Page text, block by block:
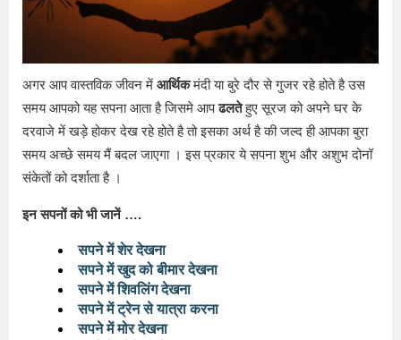
अगर आप वास्तविक जीवन में आर्थिकमंदी या बुरे दौर से गुजर रहे होते है उस
समय आपको यह सपना आता है जिसमे आपढलतेहुए सूरज को अपने घर के
दरवाजे में खड़े होकर देख रहे होते है तो इसका अर्थ है की जल्द ही आपका बुरा
समय अच्छे समय मैं बदल जाएगा । इस प्रकार ये सपना शुभ और अशुभ दोनॉ
संकेतों को दर्शाता है ।
इन सपनों को भी जानें ….
सपने में शेर देखना
सपने में खुद को बीमार देखना
सपने में शिवलिंग देखना
सपने में ट्रेन से यात्रा करना
सपने में मोर देखना